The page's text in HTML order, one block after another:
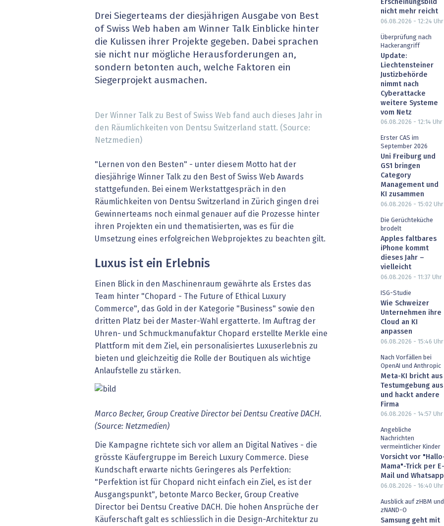
» alle News Gesundheit wird digital
EU-DSGVO
XaaS, Managed Services & Co.
» alle Dossiers
IT for Health
Artificial Intelligence
Fintech & Insurtech
Professional AV & Digital Signage
» alle Specials
Drei Siegerteams der diesjährigen Ausgabe von Best
of Swiss Web haben am Winner Talk Einblicke hinter
die Kulissen ihrer Projekte gegeben. Dabei sprachen
sie nicht nur mögliche Herausforderungen an,
sondern betonten auch, welche Faktoren ein
Siegerprojekt ausmachen.
Der Winner Talk zu Best of Swiss Web fand auch dieses Jahr in
den Räumlichkeiten von Dentsu Switzerland statt. (Source:
Netzmedien)
"Lernen von den Besten" - unter diesem Motto hat der
diesjährige Winner Talk zu den Best of Swiss Web Awards
stattgefunden. Bei einem Werkstattgespräch in den
Räumlichkeiten von Dentsu Switzerland in Zürich gingen drei
Gewinnerteams noch einmal genauer auf die Prozesse hinter
ihren Projekten ein und thematisierten, was es für die
Umsetzung eines erfolgreichen Webprojektes zu beachten gilt.
Luxus ist ein Erlebnis
Einen Blick in den Maschinenraum gewährte als Erstes das
Team hinter "Chopard - The Future of Ethical Luxury
Commerce", das Gold in der Kategorie "Business" sowie den
dritten Platz bei der Master-Wahl ergatterte. Im Auftrag der
Uhren- und Schmuckmanufaktur Chopard erstellte Merkle eine
Plattform mit dem Ziel, ein personalisiertes Luxuserlebnis zu
bieten und gleichzeitig die Rolle der Boutiquen als wichtige
Anlaufstelle zu stärken.
Marco Becker, Group Creative Director bei Dentsu Creative DACH.
(Source: Netzmedien)
Die Kampagne richtete sich vor allem an Digital Natives - die
grösste Käufergruppe im Bereich Luxury Commerce. Diese
Kundschaft erwarte nichts Geringeres als Perfektion:
"Perfektion ist für Chopard nicht einfach ein Ziel, es ist der
Ausgangspunkt", betonte Marco Becker, Group Creative
Director bei Dentsu Creative DACH. Die hohen Ansprüche der
Käuferschaft galt es schliesslich in die Design-Architektur zu
Erscheinungsbild
nicht mehr reicht
06.08.2026 - 12:24 Uhr
Überprüfung nach
Hackerangriff
Update:
Liechtensteiner
Justizbehörde
nimmt nach
Cyberattacke
weitere Systeme
vom Netz
06.08.2026 - 12:14 Uhr
Erster CAS im
September 2026
Uni Freiburg und
GS1 bringen
Category
Management und
KI zusammen
06.08.2026 - 15:02 Uhr
Die Gerüchteküche
brodelt
Apples faltbares
iPhone kommt
dieses Jahr –
vielleicht
06.08.2026 - 11:37 Uhr
ISG-Studie
Wie Schweizer
Unternehmen ihre
Cloud an KI
anpassen
06.08.2026 - 15:46 Uhr
Nach Vorfällen bei
OpenAI und Anthropic
Meta-KI bricht aus
Testumgebung aus
und hackt andere
Firma
06.08.2026 - 14:57 Uhr
Angebliche
Nachrichten
vermeintlicher Kinder
Vorsicht vor
Mama"-Trick per E-
Mail und Whatsapp
06.08.2026 - 16:40 Uhr
Ausblick auf zHBM und
zNAND-O
Samsung geht mit